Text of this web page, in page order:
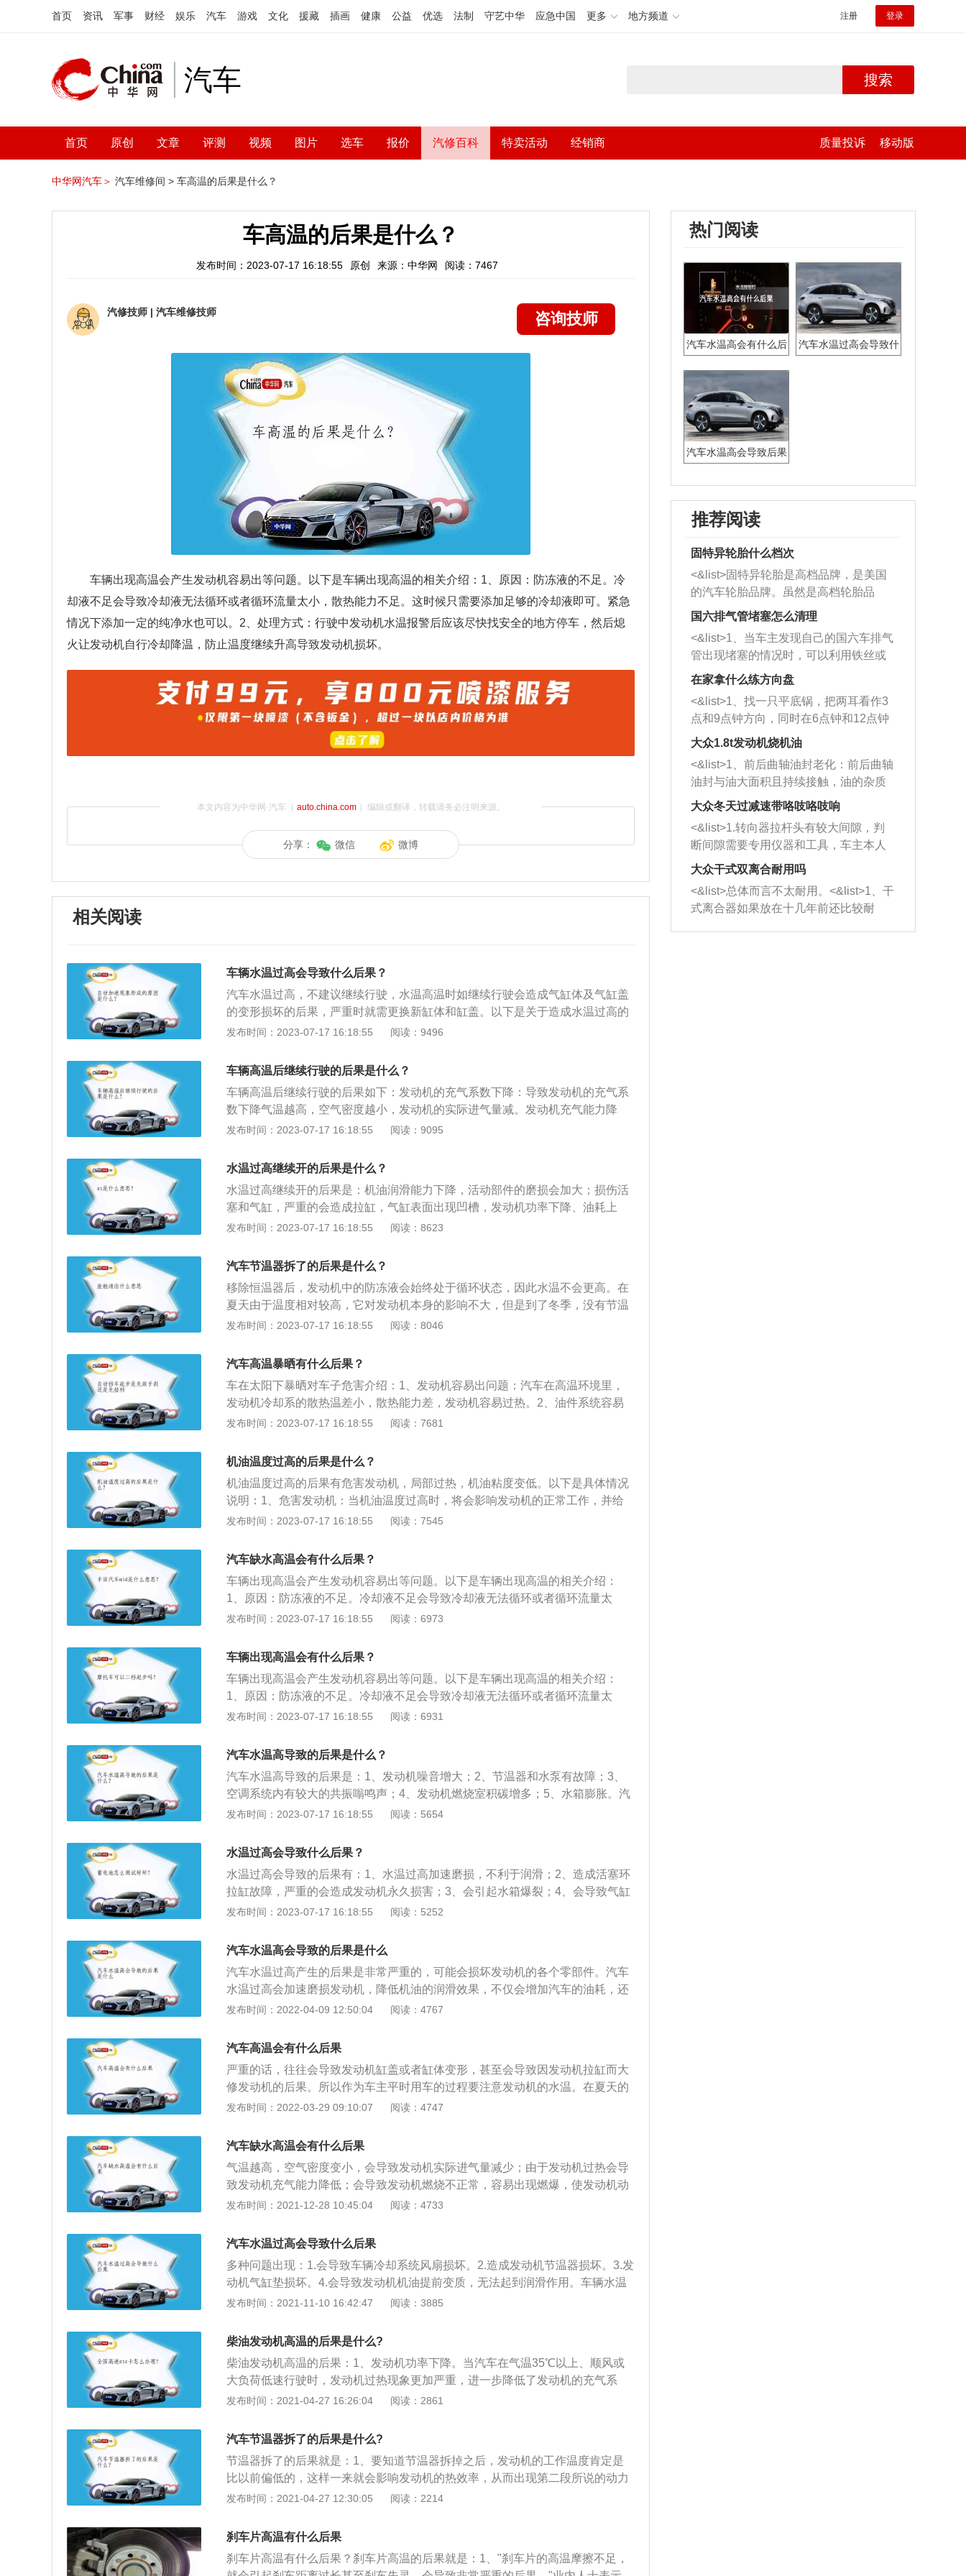
首页 资讯 军事 财经 娱乐 汽车 游戏 文化 援藏 插画 健康 公益 优选 法制 守艺中华 应急中国 更多 地方频道 注册 登录
汽车 搜索
首页 原创 文章 评测 视频 图片 选车 报价 汽修百科 特卖活动 经销商 质量投诉 移动版
中华网汽车＞ 汽车维修间 > 车高温的后果是什么？
车高温的后果是什么？
发布时间：2023-07-17 16:18:55 原创 来源：中华网 阅读：7467
汽修技师 | 汽车维修技师 咨询技师
车辆出现高温会产生发动机容易出等问题。以下是车辆出现高温的相关介绍：1、原因：防冻液的不足。冷
却液不足会导致冷却液无法循环或者循环流量太小，散热能力不足。这时候只需要添加足够的冷却液即可。紧急
情况下添加一定的纯净水也可以。2、处理方式：行驶中发动机水温报警后应该尽快找安全的地方停车，然后熄
火让发动机自行冷却降温，防止温度继续升高导致发动机损坏。
本文内容为中华网·汽车（ auto.china.com）编辑或翻译，转载请务必注明来源。
分享： 微信 微博
相关阅读
车辆水温过高会导致什么后果？
汽车水温过高，不建议继续行驶，水温高温时如继续行驶会造成气缸体及气缸盖
的变形损坏的后果，严重时就需更换新缸体和缸盖。以下是关于造成水温过高的
原因介绍：冷却液不足：这个问题可自行检查，停车后不要立即打开水箱盖或水
来后，水壶盖可以慢慢打开，添加冷却液即可。水箱过脏：水箱上有着很多散热
片形成的孔隙，容易积聚有毛絮、污泥等，会使通气性变差，散热效果变差。面
对这种情况，对水箱进行清洗即可。
发布时间：2023-07-17 16:18:55 阅读：9496
车辆高温后继续行驶的后果是什么？
车辆高温后继续行驶的后果如下：发动机的充气系数下降：导致发动机的充气系
数下降气温越高，空气密度越小，发动机的实际进气量减。发动机充气能力降
低：由于发动机过热发动机罩内温度更高，发动机充气能力降低。发动机燃烧不
件衰减：使发动机的各部件材质形成热衰减，其次对发动机各部件的间隙也有所
发布时间：2023-07-17 16:18:55 阅读：9095
水温过高继续开的后果是什么？
水温过高继续开的后果是：机油润滑能力下降，活动部件的磨损会加大；损伤活
塞和气缸，严重的会造成拉缸，气缸表面出现凹槽，发动机功率下降、油耗上
升、烧机油；会造成发动机周边配件损坏，如正时链导轨、张紧轮等；发动机发
度，水温是从C到H，C表示60度，只要水温表指针指向C表示水温已经达到60
度，H红格表示的温度是110度，指针进入红色区域是代表水温过高。水箱：汽车
水箱又称散热器，是汽车冷却系统中主要机件；功用是散发热量，冷却水在水套
中吸收热量，流到散热器后热量散去，再回到水套内循环，达到调温。是汽车发
动机的组成部分。
发布时间：2023-07-17 16:18:55 阅读：8623
汽车节温器拆了的后果是什么？
移除恒温器后，发动机中的防冻液会始终处于循环状态，因此水温不会更高。在
夏天由于温度相对较高，它对发动机本身的影响不大，但是到了冬季，没有节温
器会导致发动机运升温缓慢，最直观的表现就是冬季发动机无力，而且车内空调
的防冻液循环系统。在防冻液的温度较低时，恒温器处于部分的关闭状态，此时
只有发动机中的防冻液不会向外循环，因此升温较快，可以让发动机尽快的达到
最佳的热效率。2、节省油耗的装置：当发动机中的防冻液升温到一定温度时，
恒温器将自动打开与水相连通，所以恒温器是一种可以让发动机尽快达到最佳工
作状态，增加动力，节省油耗的装置。
发布时间：2023-07-17 16:18:55 阅读：8046
汽车高温暴晒有什么后果？
车在太阳下暴晒对车子危害介绍：1、发动机容易出问题：汽车在高温环境里，
发动机冷却系的散热温差小，散热能力差，发动机容易过热。2、油件系统容易
出问题：高温之下，油料和相应的机件可能会出现一系列的问题，加速机件磨
高的时候，电极会因为绝缘层老化而出现氧化，尤其是负极，会在极头产生白色
氧化物，从而造成电瓶电压不稳定。4、高温导致车漆发生变化：经暴露在烈日
下的车漆就像人的皮肤一样，在太阳下暴晒可能会褪色或者是光泽度会降低，并
且可能产生龟裂。5、高温下内饰容易老化。6、车内有害物质增多。
发布时间：2023-07-17 16:18:55 阅读：7681
机油温度过高的后果是什么？
机油温度过高的后果有危害发动机，局部过热，机油粘度变低。以下是具体情况
说明：1、危害发动机：当机油温度过高时，将会影响发动机的正常工作，并给
发动机带来一定的危害。水温的高低主要表明发动机燃烧和活塞、缸壁等高温零
环方向离散热器远、结构薄弱的部件，易造成局部变形、裂纹及烧损。3、机油
粘度低：造成机油粘度降低，机油烧损，发动机各润滑部位油膜破坏，加速机件
磨损，严重时会造成烧瓦、拉缸等事故。
发布时间：2023-07-17 16:18:55 阅读：7545
汽车缺水高温会有什么后果？
车辆出现高温会产生发动机容易出等问题。以下是车辆出现高温的相关介绍：
1、原因：防冻液的不足。冷却液不足会导致冷却液无法循环或者循环流量太
小，散热能力不足。这时候只需要添加足够的冷却液即可。紧急情况下添加一定
方停车，然后熄火让发动机自行冷却降温，防止温度继续升高导致发动机损坏。
发布时间：2023-07-17 16:18:55 阅读：6973
车辆出现高温会有什么后果？
车辆出现高温会产生发动机容易出等问题。以下是车辆出现高温的相关介绍：
1、原因：防冻液的不足。冷却液不足会导致冷却液无法循环或者循环流量太
小，散热能力不足。这时候只需要添加足够的冷却液即可。紧急情况下添加一定
方停车，然后熄火让发动机自行冷却降温，防止温度继续升高导致发动机损坏。
发布时间：2023-07-17 16:18:55 阅读：6931
汽车水温高导致的后果是什么？
汽车水温高导致的后果是：1、发动机噪音增大；2、节温器和水泵有故障；3、
空调系统内有较大的共振嗡鸣声；4、发动机燃烧室积碳增多；5、水箱膨胀。汽
车水温表只要在正常的刻度范围内都正常，水温是从C到H，C表示60度，只要水
红色区域时就代表水温过高，长期水温过高就会出现开锅，即发动机冷却液沸
发布时间：2023-07-17 16:18:55 阅读：5654
水温过高会导致什么后果？
水温过高会导致的后果有：1、水温过高加速磨损，不利于润滑；2、造成活塞环
拉缸故障，严重的会造成发动机永久损害；3、会引起水箱爆裂；4、会导致气缸
盖、气缸体变形甚至损坏。水温过高的检测方法是：1、水温高时应避免立即熄
况；4、检查水箱风扇是否能正常运转；5、发动机动力输出是否产生影响，出现
动力不足的状况。
发布时间：2023-07-17 16:18:55 阅读：5252
汽车水温高会导致的后果是什么
汽车水温过高产生的后果是非常严重的，可能会损坏发动机的各个零部件。汽车
水温过高会加速磨损发动机，降低机油的润滑效果，不仅会增加汽车的油耗，还
会加速损坏发动机，导致发动机迅速老化。还有汽车水温持续过高可能会使汽车
么会过高？原因主要有几点。一是因为汽车的冷却液不足。二是由于水箱表面过
于脏污，积累了毛絮，污泥等垃圾，使得透气性变差，降低了散热效果。三是由
于个别部件损坏。所以为了不使汽车水温过高，我们应当时常的检查汽车的行驶
状况。
发布时间：2022-04-09 12:50:04 阅读：4767
汽车高温会有什么后果
严重的话，往往会导致发动机缸盖或者缸体变形，甚至会导致因发动机拉缸而大
修发动机的后果。所以作为车主平时用车的过程要注意发动机的水温。在夏天的
时候，当周围的温度升至35摄氏度以上，封闭的轿车内部温度会在35度10分钟内
造成很大的伤害，这时车里也不要放食物，容易使食物变质，还有如果长时间把
车停放在烈日下，也会使车辆上的橡胶零件老化，出现裂痕、密封性能下降,影响
车的零件使用寿命，车内也不要存放一些易燃易爆物品，高温环境容易引起火
灾。
发布时间：2022-03-29 09:10:07 阅读：4747
汽车缺水高温会有什么后果
气温越高，空气密度变小，会导致发动机实际进气量减少；由于发动机过热会导
致发动机充气能力降低；会导致发动机燃烧不正常，容易出现燃爆，使发动机动
力下降；使发动机的部件材质形成热衰减等。当出现发动机缺水高温的时候，车
下后遗症，而且对发动机的损坏是不可逆的，最常见的是烧坏气缸垫、气门及气
门座等，严重的话可能还会导致缸体或缸盖出现裂痕。所以需要及时对车辆进行
检查和保养，以免出现故障的情况，比如要注意冷却液是否在正常范围内，雨刷
液是否正常，机油是否到达最低限度等等。时刻还要留意仪表盘是否有出现故障
灯，一般情况下，黄色警示灯亮起是一般故障，红色是严重故障。
发布时间：2021-12-28 10:45:04 阅读：4733
汽车水温过高会导致什么后果
多种问题出现：1.会导致车辆冷却系统风扇损坏。2.造成发动机节温器损坏。3.发
动机气缸垫损坏。4.会导致发动机机油提前变质，无法起到润滑作用。车辆水温
过高时，需要将车辆关闭，检查防冻液使用情况。机动车辆的水温过高会导致机
车辆的过程中，发现车辆水温逐渐过高，需要将车辆立即停止，对机动车辆的发
动机冷却系统进行检测，找到问题后对症进行维修，确定没有问题后，车辆才可
以继续上路行驶。
发布时间：2021-11-10 16:42:47 阅读：3885
柴油发动机高温的后果是什么?
柴油发动机高温的后果：1、发动机功率下降。当汽车在气温35℃以上、顺风或
大负荷低速行驶时，发动机过热现象更加严重，进一步降低了发动机的充气系
数，导致进入汽缸里的新鲜混合气数量减少，汽缸平均有效压力降低，发动机功
氧条件下生成胶质积炭，积炭聚集在活塞顶、燃烧室壁、气门顶和火花塞上，形
成炽热点，引发发动机炽热点火，产生不正常燃烧，因而易使发动机缸体和缸盖
变形，甚至产生裂纹或翘曲，也易烧损缸垫，造成压缩终了时汽缸压力下降，油
耗上升；3、机件磨损。润滑油会因温度过高而氧化变质，胶质、沉积物黏附在
活塞环、汽缸壁和其他零件的摩擦表面，降低了导热性。润滑油黏度下降，机油
了机件的磨损。
发布时间：2021-04-27 16:26:04 阅读：2861
汽车节温器拆了的后果是什么?
节温器拆了的后果就是：1、要知道节温器拆掉之后，发动机的工作温度肯定是
比以前偏低的，这样一来就会影响发动机的热效率，从而出现第二段所说的动力
不足问题；2、其次，发动机的预热时间是比正常增加几倍的，而造成的内部零
化不良，长期下去很容易沉积起一层很厚的积碳，对汽车的燃油量是非常不友好
的。
发布时间：2021-04-27 12:30:05 阅读：2214
刹车片高温有什么后果
刹车片高温有什么后果？刹车片高温的后果就是：1、"刹车片的高温摩擦不足，
热门阅读
汽车水温高会有什么后
汽车水温过高会导致什
汽车水温高会导致后果
推荐阅读
固特异轮胎什么档次
<&list>固特异轮胎是高档品牌，是美国
的汽车轮胎品牌。虽然是高档轮胎品
牌，但是中高低端的轮胎都有生产，这
也是为了更好的开拓市场。
国六排气管堵塞怎么清理
<&list>1、当车主发现自己的国六车排气
管出现堵塞的情况时，可以利用铁丝或
者是细棍，直接将杂物给取出来，如果
堵塞情况比较严重，也可以采取应急措
施。 <&list>2、直接利用木棍将所有的
杂物推到排气管里面的位置处，然后将
三元催化器拆解开，就可以将堵塞的东
西取出来。但如果是因为积碳过多引起
的堵塞，就需要将三元催化器泡在草酸
洗剂对堵塞的情况得到解决，将清洗剂
放在燃油箱中，与燃油混合后，车辆启
动时，就可以和汽油一起进入到燃烧
室，最后形成废气排出，就可以让三元
催化器得到清洗，排气管堵塞的情况就
能够得到解决。
在家拿什么练方向盘
<&list>1、找一只平底锅，把两耳看作3
点和9点钟方向，同时在6点钟和12点钟
方向做一个标记。 <&list>2、双手握住
一圈半的练习，往右同样也要打相同的
圈数。 <&list>3、最后强调要反复练
习，这样就可以形成肌肉记忆，在真实
驾驶车辆时，不需要记忆也能打好方
向。
大众1.8t发动机烧机油
<&list>1、前后曲轴油封老化：前后曲轴
油封与油大面积且持续接触，油的杂质
和发动机内持续温度变化使其密封效果
逐渐减弱，导致渗油或漏油。<&list>2、
活塞间隙过大：积碳会使活塞环与缸体
的间隙扩大，导致机油流入燃烧室中，
造成烧机油。<&list>3、机油粘度。使用
机油粘度过小的话，同样会有烧机油现
象，机油粘度过小具有很好的流动性，
大众冬天过减速带咯吱咯吱响
<&list>1.转向器拉杆头有较大间隙，判
断间隙需要专用仪器和工具，车主本人
无法制作，需要将车辆送到修理厂或4s
店；<&list>2.车辆半轴套管防尘罩破
裂，破裂后会出现漏油现象，使半轴磨
损严重，磨损的半轴容易损坏，产生异
响；<&list>3.稳定器的转向胶套和球头
大众干式双离合耐用吗
<&list>总体而言不太耐用。<&list>1、干
式离合器如果放在十几年前还比较耐